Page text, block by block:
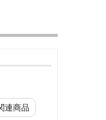
連商品